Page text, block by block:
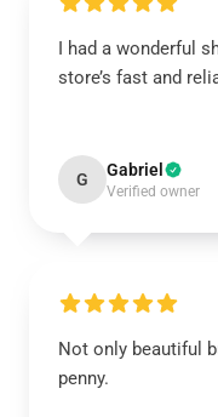
I had a wonderful
store’s fast and
G Gabriel
Verified owner
Not only beautiful
penny.